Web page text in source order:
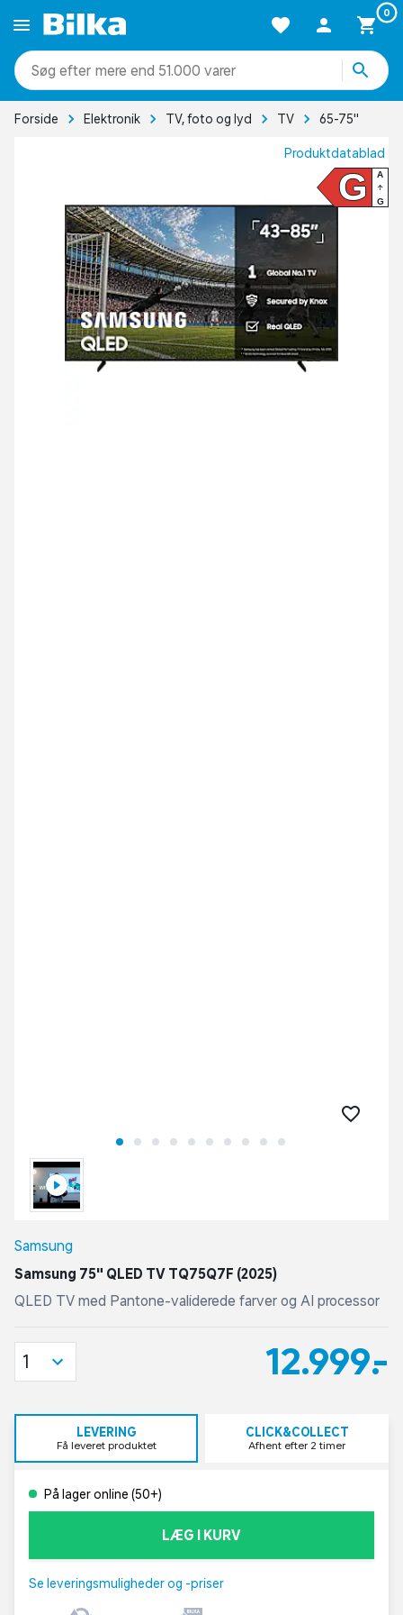
0
mere end 51.000 varer
Forside Elektronik TV, foto og lyd TV 65-75"
Produktdatablad
G A
G
Samsung
Samsung 75" QLED TV TQ75Q7F (2025)
QLED TV med Pantone-validerede farver og AI processor
12.999,-
1
LEVERING
Få leveret produktet
CLICK&COLLECT
Afhent efter 2 timer
På lager online (50+)
LÆG I KURV
Se leveringsmuligheder og -priser